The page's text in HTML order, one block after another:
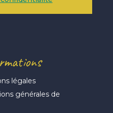
légales
générales de